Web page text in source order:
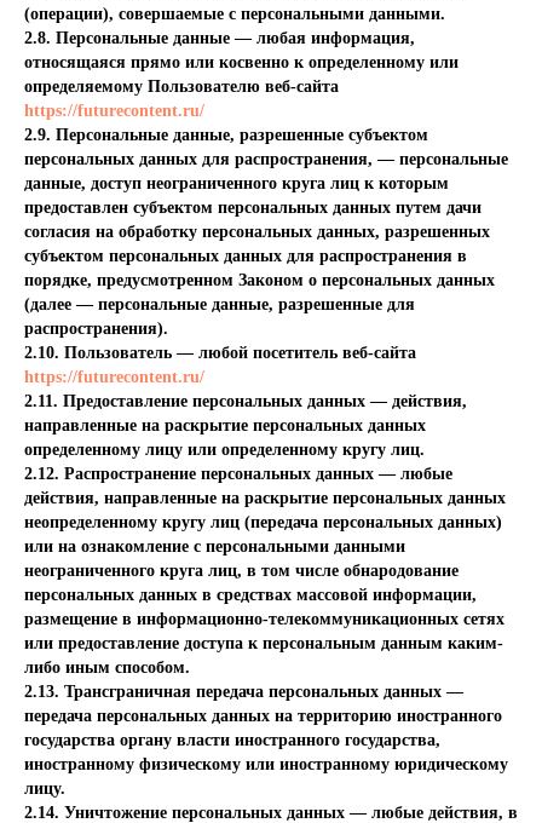
(операции), совершаемые с персональными данными.
2.8. Персональные данные — любая информация,
относящаяся прямо или косвенно к определенному или
определяемому Пользователю веб-сайта
https://futurecontent.ru/
2.9. Персональные данные, разрешенные субъектом
персональных данных для распространения, — персональные
данные, доступ неограниченного круга лиц к которым
предоставлен субъектом персональных данных путем дачи
согласия на обработку персональных данных, разрешенных
субъектом персональных данных для распространения в
порядке, предусмотренном Законом о персональных данных
(далее — персональные данные, разрешенные для
распространения).
2.10. Пользователь — любой посетитель веб-сайта
https://futurecontent.ru/
2.11. Предоставление персональных данных — действия,
направленные на раскрытие персональных данных
определенному лицу или определенному кругу лиц.
2.12. Распространение персональных данных — любые
действия, направленные на раскрытие персональных данных
неопределенному кругу лиц (передача персональных данных)
или на ознакомление с персональными данными
неограниченного круга лиц, в том числе обнародование
персональных данных в средствах массовой информации,
размещение в информационно-телекоммуникационных сетях
или предоставление доступа к персональным данным каким-
либо иным способом.
2.13. Трансграничная передача персональных данных —
передача персональных данных на территорию иностранного
государства органу власти иностранного государства,
иностранному физическому или иностранному юридическому
лицу.
2.14. Уничтожение персональных данных — любые действия, в